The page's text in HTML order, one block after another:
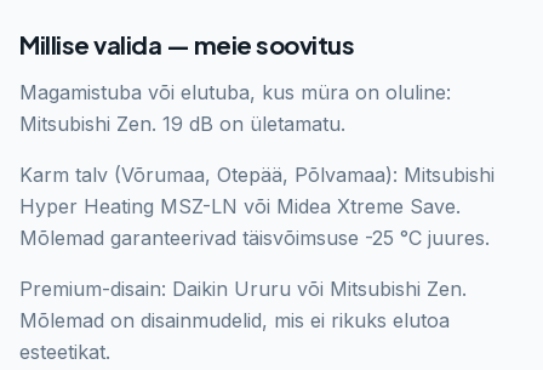
Millise valida — meie soovitus
Magamistuba või elutuba, kus müra on oluline:
Mitsubishi Zen. 19 dB on ületamatu.
Karm talv (Võrumaa, Otepää, Põlvamaa): Mitsubishi
Hyper Heating MSZ-LN või Midea Xtreme Save.
Mõlemad garanteerivad täisvõimsuse -25 °C juures.
Premium-disain: Daikin Ururu või Mitsubishi Zen.
Mõlemad on disainmudelid, mis ei rikuks elutoa
esteetikat.